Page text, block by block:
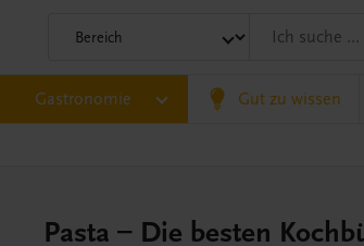
Gastronomie Gut zu wissen
Pasta – Die besten